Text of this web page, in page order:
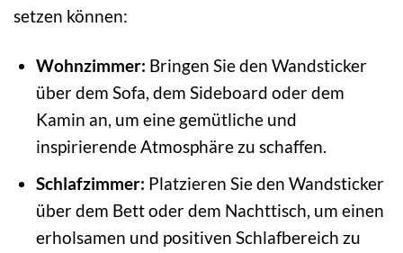
setzen können:
Wohnzimmer: Bringen Sie den Wandsticker
über dem Sofa, dem Sideboard oder dem
Kamin an, um eine gemütliche und
inspirierende Atmosphäre zu schaffen.
Schlafzimmer: Platzieren Sie den Wandsticker
über dem Bett oder dem Nachttisch, um einen
erholsamen und positiven Schlafbereich zu